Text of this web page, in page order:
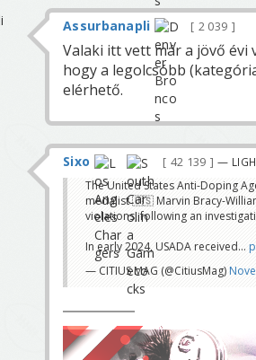
Assurbanapli 2 039
Valaki itt vett már a jövő
hogy a legolcsóbb
elérhető.
Sixo 42 139 —
The United States Anti-Doping
medalist 🇺🇸 Marvin Bracy-
violations, following an
In early 2024, USADA received…
— CITIUS MAG (@CitiusMag)